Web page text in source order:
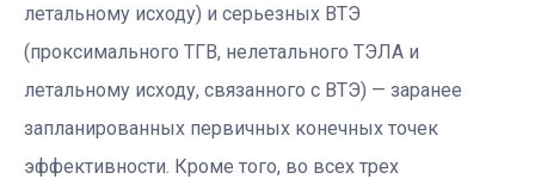
летальному исходу) и серьезных ВТЭ
(проксимального ТГВ, нелетального ТЭЛА и
летальному исходу, связанного с ВТЭ) — заранее
запланированных первичных конечных точек
эффективности. Кроме того, во всех трех